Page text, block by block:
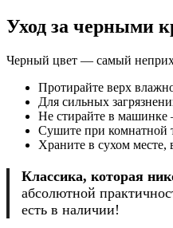
Уход за черными
Черный цвет — самый
Протирайте верх
Для сильных
Не стирайте в машинке
Сушите при комнатной
Храните в сухом месте,
Классика, которая
абсолютной
есть в наличии!